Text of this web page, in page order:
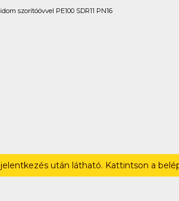
szorítóövvel PE100 SDR11 PN16
után látható. Kattintson a